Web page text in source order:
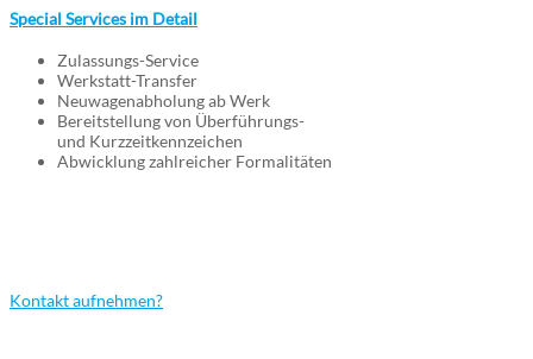
Special Services im Detail
Zulassungs-Service
Werkstatt-Transfer
Neuwagenabholung ab Werk
Bereitstellung von Überführungs-
und Kurzzeitkennzeichen
Abwicklung zahlreicher Formalitäten
Kontakt aufnehmen?